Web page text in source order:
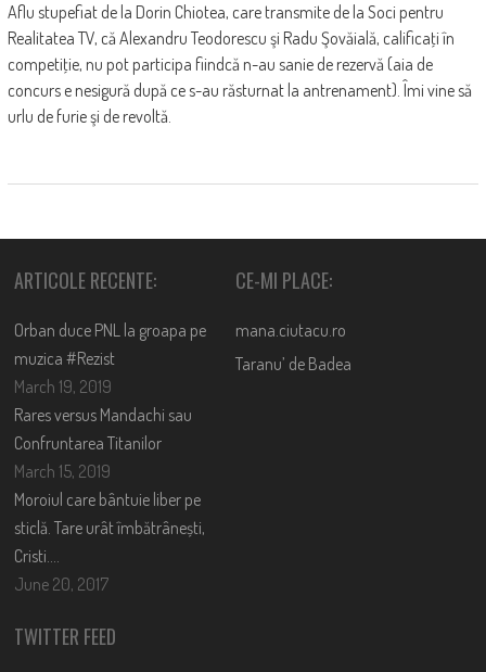
Aflu stupefiat de la Dorin Chiotea, care transmite de la Soci pentru
Realitatea TV, că Alexandru Teodorescu şi Radu Şovăială, calificaţi în
competiţie, nu pot participa fiindcă n-au sanie de rezervă (aia de
concurs e nesigură după ce s-au răsturnat la antrenament). Îmi vine să
urlu de furie şi de revoltă.
ARTICOLE RECENTE:
Orban duce PNL la groapa pe
muzica #Rezist
March 19, 2019
Rares versus Mandachi sau
Confruntarea Titanilor
March 15, 2019
Moroiul care bântuie liber pe
sticlă. Tare urât îmbătrânești,
Cristi….
June 20, 2017
CE-MI PLACE:
mana.ciutacu.ro
Taranu’ de Badea
TWITTER FEED